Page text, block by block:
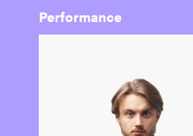
Performance